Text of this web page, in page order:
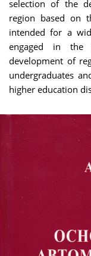
selection of the
region based on
intended for a
engaged in the
development of
undergraduates
higher education